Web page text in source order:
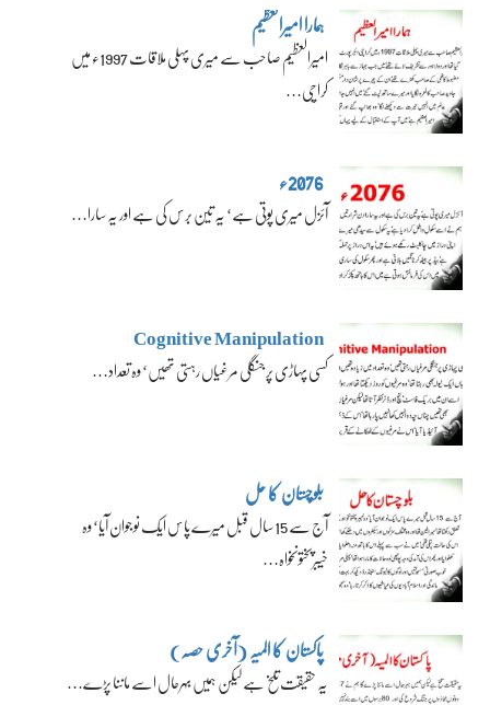
ہمارا امیرالعظیم
امیرالعظیم صاحب سے میری پہلی ملاقات 1997ء میں
کراچی…
2076ء
آئزل میری پوتی ہے‘ یہ تین برس کی ہے اور یہ سارا…
Cognitive Manipulation
کسی پہاڑی پر جنگلی مرغیاں رہتی تھیں‘ وہ تعداد…
بلوچستان کا حل
آج سے 15 سال قبل میرے پاس ایک نوجوان آیا‘ وہ
خیبرپختونخواہ…
پاکستان کا المیہ (آخری حصہ)
یہ حقیقت تلخ ہے لیکن ہمیں بہرحال اسے ماننا پڑے…